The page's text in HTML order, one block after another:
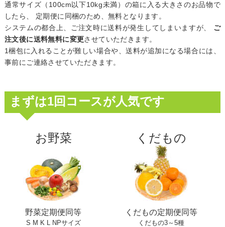
通常サイズ（100cm以下10kg未満）の箱に入る大きさのお品物で
したら、 定期便に同梱のため、無料となります。
システムの都合上、ご注文時に送料が発生してしまいますが、 ご
注文後に送料無料に変更させていただきます。
1梱包に入れることが難しい場合や、送料が追加になる場合には、
事前にご連絡させていただきます。
まずは1回コースが人気です
お野菜 くだもの
野菜定期便同等 くだもの定期便同等
S M K L NPサイズ くだもの3～5種